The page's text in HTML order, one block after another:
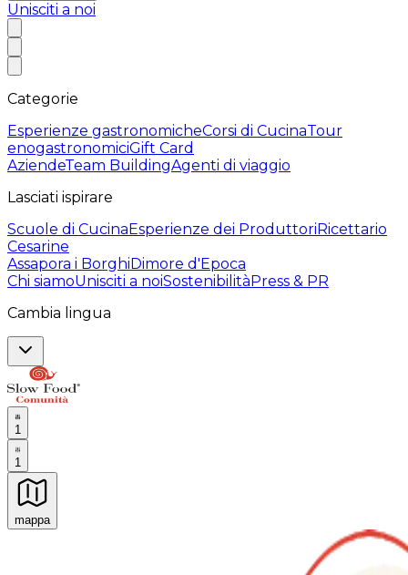
Unisciti a noi
Categorie
Esperienze gastronomicheCorsi di CucinaTour
enogastronomiciGift Card
AziendeTeam BuildingAgenti di viaggio
Lasciati ispirare
Scuole di CucinaEsperienze dei ProduttoriRicettario
Cesarine
Assapora i BorghiDimore d'Epoca
Chi siamoUnisciti a noiSostenibilitàPress & PR
Cambia lingua
1
1
mappa
Esperienze culinarie indimenticabili: Esperienze